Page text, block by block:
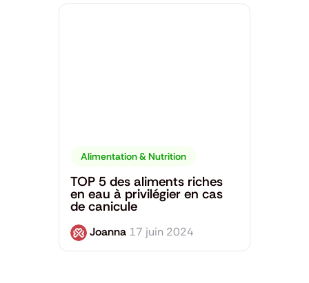
Alimentation & Nutrition
TOP 5 des aliments riches
en eau à privilégier en cas
de canicule
Joanna 17 juin 2024